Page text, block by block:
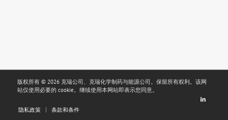
版权所有 © 2026 克瑞公司、克瑞化学制药与能源公司。保留所有权利。该网
站仅使用必要的 cookie。继续使用本网站即表示您同意。
隐私政策 条款和条件